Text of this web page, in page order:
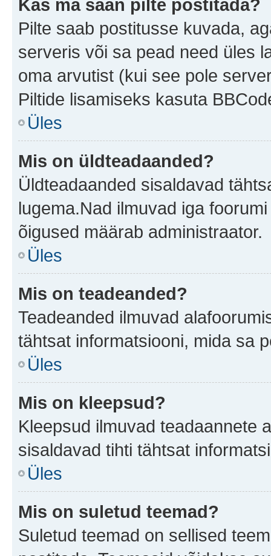
Kas ma saan pilte postitada?
Pilte saab postitusse kuvada,
serveris või sa pead need üles
oma arvutist (kui see pole
Piltide lisamiseks kasuta
Üles
Mis on üldteadaanded?
Üldteadaanded sisaldavad
lugema.Nad ilmuvad iga
õigused määrab administraator.
Üles
Mis on teadeanded?
Teadeanded ilmuvad
tähtsat informatsiooni, mida sa
Üles
Mis on kleepsud?
Kleepsud ilmuvad teadaannete
sisaldavad tihti tähtsat
Üles
Mis on suletud teemad?
Suletud teemad on sellised